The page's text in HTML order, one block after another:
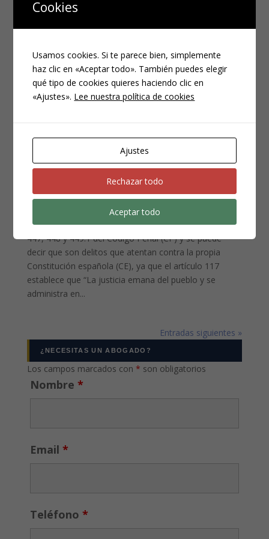
Los delitos de
prevaricación
cometidos por Jueces
DIC 11, 2020|PENAL
Introducción. Vienen regulados en los artículos 446,
447, 448 y 449.1 del Código Penal (CP) y se puede
decir que son delitos que atentan contra la propia
Constitución española (CE), ya que el artículo 117
establece que “La justicia emana del pueblo y se
administra en...
Entradas siguientes »
¿NECESITAS UN ABOGADO?
Los campos marcados con * son obligatorios
Nombre *
Email *
Teléfono *
Cookies
Usamos cookies. Si te parece bien, simplemente
haz clic en «Aceptar todo». También puedes elegir
qué tipo de cookies quieres haciendo clic en
«Ajustes». Lee nuestra política de cookies
Ajustes
Rechazar todo
Aceptar todo